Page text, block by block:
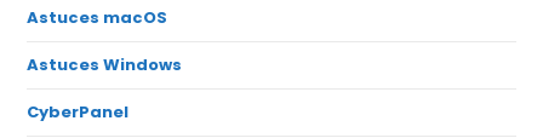
Astuces macOS
Astuces Windows
CyberPanel